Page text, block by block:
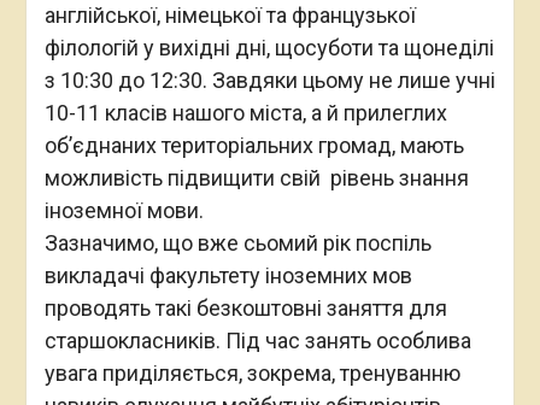
англійської, німецької та французької
філологій у вихідні дні, щосуботи та щонеділі
з 10:30 до 12:30. Завдяки цьому не лише учні
10-11 класів нашого міста, а й прилеглих
об’єднаних територіальних громад, мають
можливість підвищити свій рівень знання
іноземної мови.
Зазначимо, що вже сьомий рік поспіль
викладачі факультету іноземних мов
проводять такі безкоштовні заняття для
старшокласників. Під час занять особлива
увага приділяється, зокрема, тренуванню